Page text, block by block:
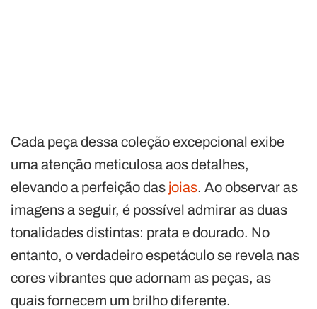
Cada peça dessa coleção excepcional exibe
uma atenção meticulosa aos detalhes,
elevando a perfeição das joias. Ao observar as
imagens a seguir, é possível admirar as duas
tonalidades distintas: prata e dourado. No
entanto, o verdadeiro espetáculo se revela nas
cores vibrantes que adornam as peças, as
quais fornecem um brilho diferente.